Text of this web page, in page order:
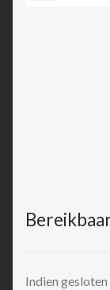
Indien